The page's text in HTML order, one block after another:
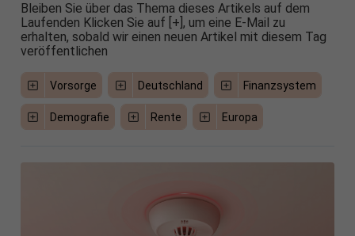
Bleiben Sie über das Thema dieses Artikels auf dem
Laufenden Klicken Sie auf [+], um eine E-Mail zu
erhalten, sobald wir einen neuen Artikel mit diesem Tag
veröffentlichen
Vorsorge Deutschland Finanzsystem
Demografie Rente Europa